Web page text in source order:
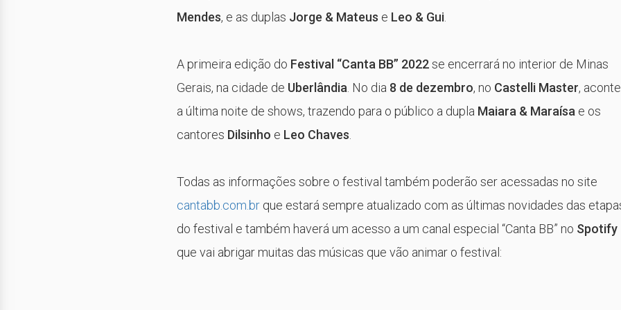
Mendes, e as duplas Jorge & Mateus e Leo & Gui.
A primeira edição do Festival “Canta BB” 2022se encerrará no interior de Minas
Gerais, na cidade de Uberlândia. No dia 8 de dezembro, no Castelli Master,
a última noite de shows, trazendo para o público a dupla Maiara & Maraísa e os
cantores Dilsinho e Leo Chaves.
Todas as informações sobre o festival também poderão ser acessadas no site
cantabb.com.br que estará sempre atualizado com as últimas novidades das
do festival e também haverá um acesso a um canal especial “Canta BB” no Spotify
que vai abrigar muitas das músicas que vão animar o festival: